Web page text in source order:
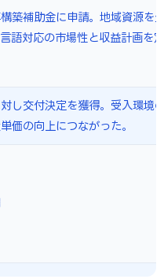
築補助金に申請。地域資源を
語対応の市場性と収益計画を
し交付決定を獲得。受入環境
価の向上につながった。